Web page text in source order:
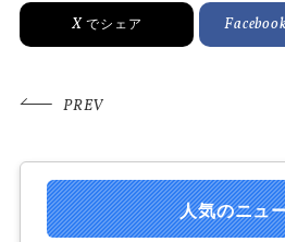
X でシェア
PREV
人気のニュ